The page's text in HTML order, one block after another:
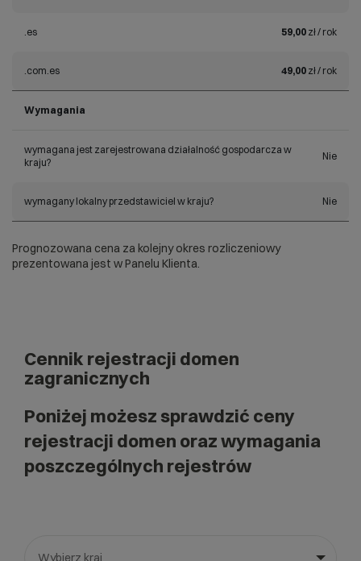
.es 59,00 zł / rok
.com.es 49,00 zł / rok
Wymagania
wymagana jest zarejestrowana działalność gospodarcza w
kraju?
Nie
wymagany lokalny przedstawiciel w kraju? Nie
Prognozowana cena za kolejny okres rozliczeniowy
prezentowana jest w Panelu Klienta.
Cennik rejestracji domen
zagranicznych
Poniżej możesz sprawdzić ceny
rejestracji domen oraz wymagania
poszczególnych rejestrów
Wybierz kraj